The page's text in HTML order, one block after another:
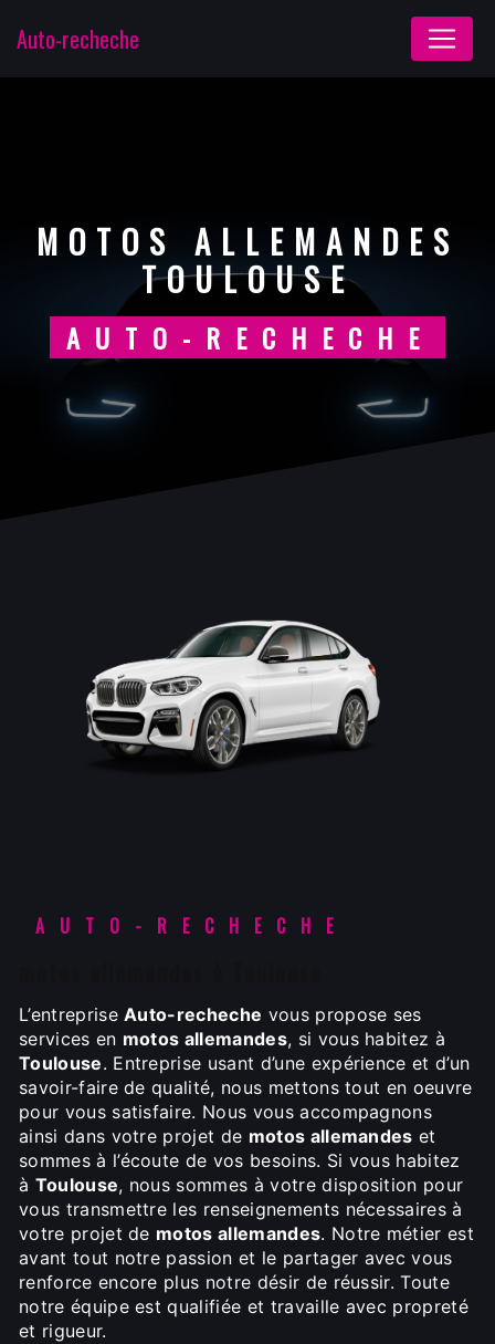
Auto-recheche
MOTOS ALLEMANDES
TOULOUSE
AUTO-RECHECHE
AUTO-RECHECHE
L’entrepriseAuto-recheche vous propose ses
services en motos allemandes, si vous habitez à
Toulouse. Entreprise usant d’une expérience et d’un
savoir-faire de qualité, nous mettons tout en oeuvre
pour vous satisfaire. Nous vous accompagnons
ainsi dans votre projet de motos allemandes et
sommes à l’écoute de vos besoins. Si vous habitez
à Toulouse, nous sommes à votre disposition pour
vous transmettre les renseignements nécessaires à
votre projet de motos allemandes. Notre métier est
avant tout notre passion et le partager avec vous
renforce encore plus notre désir de réussir. Toute
notre équipe est qualifiée et travaille avec propreté
et rigueur.